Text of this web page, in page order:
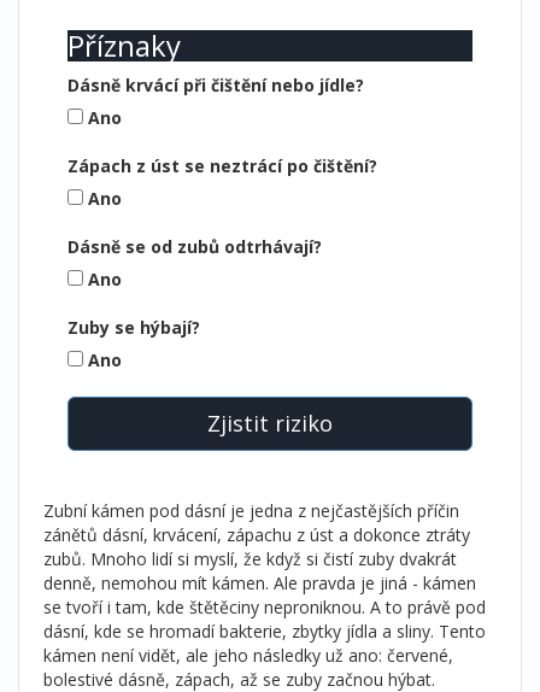
Příznaky
Dásně krvácí při čištění nebo jídle?
Ano
Zápach z úst se neztrácí po čištění?
Ano
Dásně se od zubů odtrhávají?
Ano
Zuby se hýbají?
Ano
Zjistit riziko
Zubní kámen pod dásní je jedna z nejčastějších příčin
zánětů dásní, krvácení, zápachu z úst a dokonce ztráty
zubů. Mnoho lidí si myslí, že když si čistí zuby dvakrát
denně, nemohou mít kámen. Ale pravda je jiná - kámen
se tvoří i tam, kde štětěciny neproniknou. A to právě pod
dásní, kde se hromadí bakterie, zbytky jídla a sliny. Tento
kámen není vidět, ale jeho následky už ano: červené,
bolestivé dásně, zápach, až se zuby začnou hýbat.